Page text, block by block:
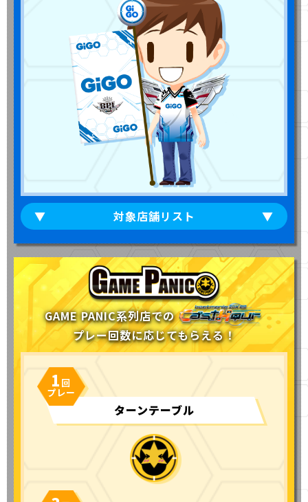
対象店舗リスト
GAME PANIC系列店での
プレー回数に応じてもらえる！
1
ターンテーブル